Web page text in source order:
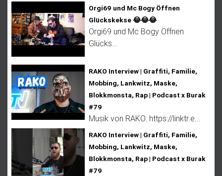
Orgi69 und Mc Bogy Öffnen
Glückskekse 😂😂😂
Orgi69 und Mc Bogy Öffnen
Glücks...
RAKO Interview | Graffiti, Familie,
Mobbing, Lankwitz, Maske,
Blokkmonsta, Rap | Podcast x Burak
#79
Musik von RAKO: https://linktr.e...
RAKO Interview | Graffiti, Familie,
Mobbing, Lankwitz, Maske,
Blokkmonsta, Rap | Podcast x Burak
#79